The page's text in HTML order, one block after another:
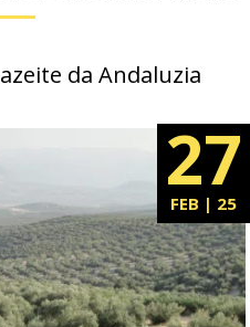
da Andaluzia
27
FEB | 25